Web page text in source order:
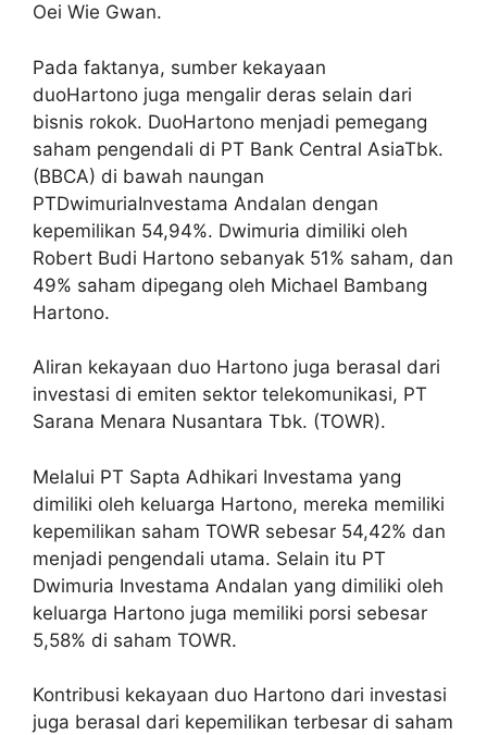
Oei Wie Gwan.
Pada faktanya, sumber kekayaan
duoHartono juga mengalir deras selain dari
bisnis rokok. DuoHartono menjadi pemegang
saham pengendali di PT Bank Central AsiaTbk.
(BBCA) di bawah naungan
PTDwimuriaInvestama Andalan dengan
kepemilikan 54,94%. Dwimuria dimiliki oleh
Robert Budi Hartono sebanyak 51% saham, dan
49% saham dipegang oleh Michael Bambang
Hartono.
Aliran kekayaan duo Hartono juga berasal dari
investasi di emiten sektor telekomunikasi, PT
Sarana Menara Nusantara Tbk. (TOWR).
Melalui PT Sapta Adhikari Investama yang
dimiliki oleh keluarga Hartono, mereka memiliki
kepemilikan saham TOWR sebesar 54,42% dan
menjadi pengendali utama. Selain itu PT
Dwimuria Investama Andalan yang dimiliki oleh
keluarga Hartono juga memiliki porsi sebesar
5,58% di saham TOWR.
Kontribusi kekayaan duo Hartono dari investasi
juga berasal dari kepemilikan terbesar di saham